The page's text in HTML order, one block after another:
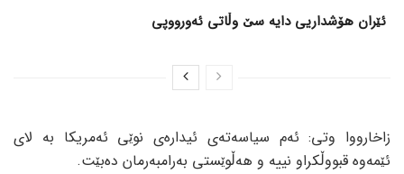
ئێران هۆشداریی دایە سێ وڵاتی ئەورووپی
زاخارووا وتی: ئەم سیاسەتەی ئیدارەی نوێی ئەمریکا بە لای
ئێمەوە قبووڵکراو نییە و هەڵوێستی بەرامبەرمان دەبێت.